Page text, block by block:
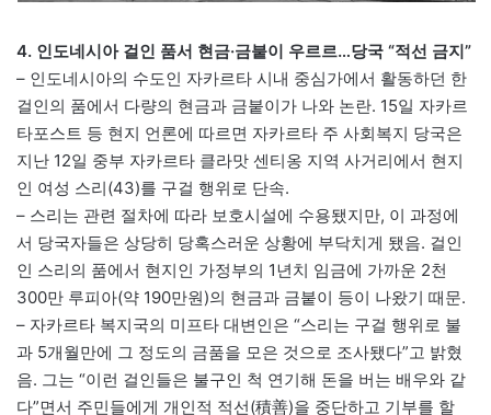
4. 인도네시아 걸인 품서 현금·금붙이 우르르…당국 “적선 금지”
– 인도네시아의 수도인 자카르타 시내 중심가에서 활동하던 한
걸인의 품에서 다량의 현금과 금붙이가 나와 논란. 15일 자카르
타포스트 등 현지 언론에 따르면 자카르타 주 사회복지 당국은
지난 12일 중부 자카르타 클라맛 센티옹 지역 사거리에서 현지
인 여성 스리(43)를 구걸 행위로 단속.
– 스리는 관련 절차에 따라 보호시설에 수용됐지만, 이 과정에
서 당국자들은 상당히 당혹스러운 상황에 부닥치게 됐음. 걸인
인 스리의 품에서 현지인 가정부의 1년치 임금에 가까운 2천
300만 루피아(약 190만원)의 현금과 금붙이 등이 나왔기 때문.
– 자카르타 복지국의 미프타 대변인은 “스리는 구걸 행위로 불
과 5개월만에 그 정도의 금품을 모은 것으로 조사됐다”고 밝혔
음. 그는 “이런 걸인들은 불구인 척 연기해 돈을 버는 배우와 같
다”면서 주민들에게 개인적 적선(積善)을 중단하고 기부를 할